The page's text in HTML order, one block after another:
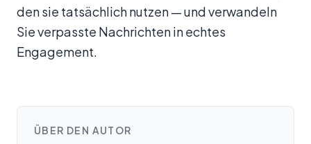
den sie tatsächlich nutzen — und verwandeln
Sie verpasste Nachrichten in echtes
Engagement.
ÜBER DEN AUTOR